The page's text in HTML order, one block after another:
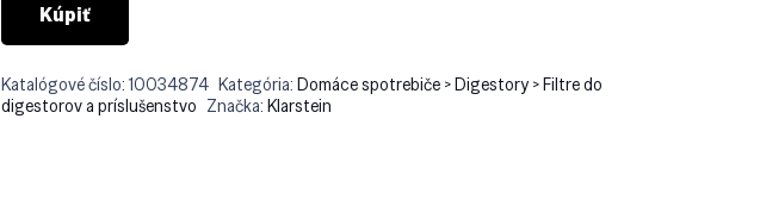
Kúpiť
Katalógové číslo:10034874 Kategória:Domáce spotrebiče > Digestory > Filtre do
digestorov a príslušenstvo Značka:Klarstein